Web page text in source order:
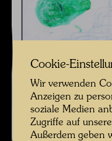
Cookie-
Wir verwenden
Anzeigen zu
soziale Medien
Zugriffe auf
Außerdem geben